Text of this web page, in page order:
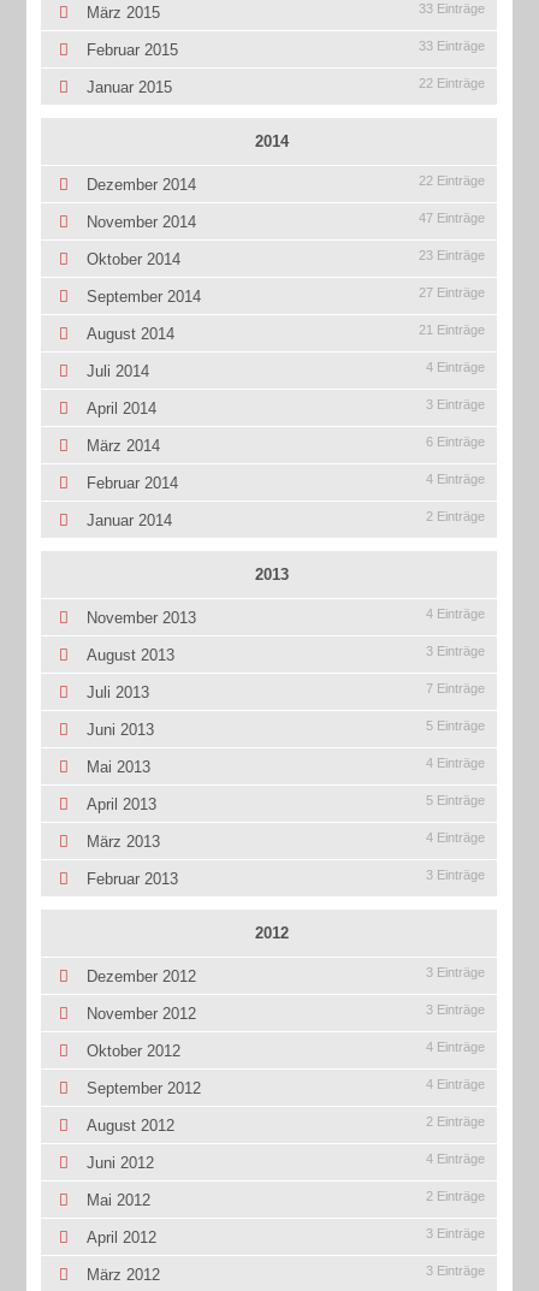
März 2015 33 Einträge
Februar 2015 33 Einträge
Januar 2015 22 Einträge
2014
Dezember 2014 22 Einträge
November 2014 47 Einträge
Oktober 2014 23 Einträge
September 2014 27 Einträge
August 2014 21 Einträge
Juli 2014 4 Einträge
April 2014 3 Einträge
März 2014 6 Einträge
Februar 2014 4 Einträge
Januar 2014 2 Einträge
2013
November 2013 4 Einträge
August 2013 3 Einträge
Juli 2013 7 Einträge
Juni 2013 5 Einträge
Mai 2013 4 Einträge
April 2013 5 Einträge
März 2013 4 Einträge
Februar 2013 3 Einträge
2012
Dezember 2012 3 Einträge
November 2012 3 Einträge
Oktober 2012 4 Einträge
September 2012 4 Einträge
August 2012 2 Einträge
Juni 2012 4 Einträge
Mai 2012 2 Einträge
April 2012 3 Einträge
März 2012 3 Einträge